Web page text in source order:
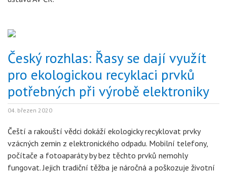
Český rozhlas: Řasy se dají využít
pro ekologickou recyklaci prvků
potřebných při výrobě elektroniky
04. březen 2020
Čeští a rakouští vědci dokáží ekologicky recyklovat prvky
vzácných zemin z elektronického odpadu. Mobilní telefony,
počítače a fotoaparáty by bez těchto prvků nemohly
fungovat. Jejich tradiční těžba je náročná a poškozuje životní